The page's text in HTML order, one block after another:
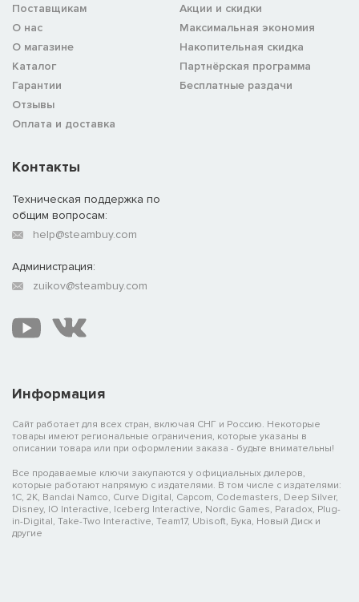
Поставщикам
О нас
О магазине
Каталог
Гарантии
Отзывы
Оплата и доставка
Акции и скидки
Максимальная экономия
Накопительная скидка
Партнёрская программа
Бесплатные раздачи
Информация
Сайт работает для всех стран, включая СНГ и Россию. Некоторые
товары имеют региональные ограничения, которые указаны в
описании товара или при оформлении заказа - будьте внимательны!
Все продаваемые ключи закупаются у официальных дилеров,
которые работают напрямую с издателями. В том числе с издателями:
1C, 2K, Bandai Namco, Curve Digital, Capcom, Codemasters, Deep Silver,
Disney, IO Interactive, Iceberg Interactive, Nordic Games, Paradox, Plug-
in-Digital, Take-Two Interactive, Team17, Ubisoft, Бука, Новый Диск и
другие
Контакты
Техническая поддержка по
общим вопросам:
help@steambuy.com
Администрация:
zuikov@steambuy.com